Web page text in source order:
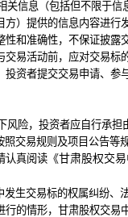
关信息（包括但不限于
方）提供的信息内容进行
和准确性，不保证披露
交易活动前，应对交易
投资者提交交易申请、参
风险，投资者应自行承担
照交易规则及项目公告等
认真阅读 《甘肃股权交
发生交易标的权属纠纷、
行的情形， 甘肃股权交易